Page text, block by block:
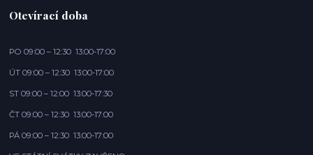
Otevírací doba
PO 09:00 – 12:30 13:00-17:00
ÚT 09:00 – 12:30 13:00-17:00
ST 09:00 – 12:00 13:00-17:30
ČT 09:00 – 12:30 13:00-17:00
PÁ 09:00 – 12:30 13:00-17:00